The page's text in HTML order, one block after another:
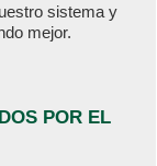
sistema y
mejor.
POR EL